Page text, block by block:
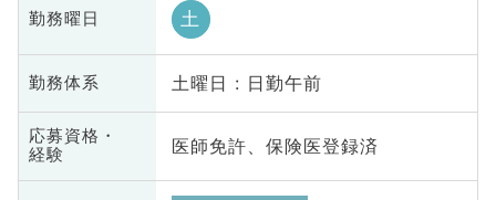
勤務曜日 土
勤務体系 土曜日 : 日勤午前
応募資格・
経験
医師免許、保険医登録済